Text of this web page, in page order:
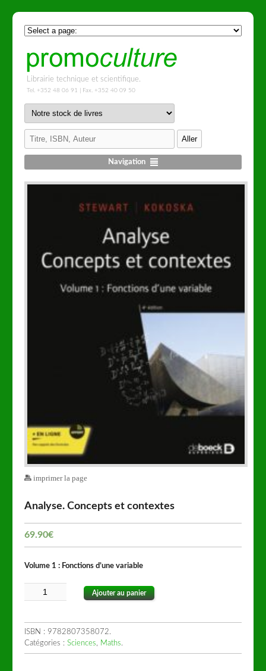
Librairie technique et scientifique.
Tel. +352 48 06 91 | Fax. +352 40 09 50
Navigation
imprimer la page
Analyse. Concepts et contextes
69.90€
Volume 1 : Fonctions d’une variable
Ajouter au panier
ISBN : 9782807358072.
Catégories :Sciences, Maths.